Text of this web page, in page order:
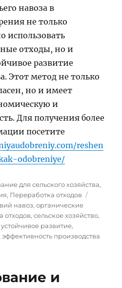
навоза в
не только
использовать
отходы, но и
развитие
Этот метод не только
но и имеет
и
Для получения более
посетите
reshen
odobreniye/
для сельского хозяйства,
, Переработка отходов
навоз,органические
отходов,сельское хозяйство,
устойчивое развитие,
,эффективность производства
и